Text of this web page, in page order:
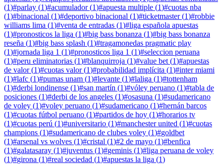
(1)#parlay (1)#acumulador(1)#apuesta multiple (1)#cuotas nba
(1)#binacional (1)#deportivo binacional (1)#ticketmaster(1)#robbie
williams lima (1)#venta de entradas (1)#liga española apuestas
(1)#pronosticos la liga (1)#big bass bonanza (1)#big bass bonanza
reseña (1)#big bass splash (1)#tragamonedas pragmatic play
(1)#jornada liga 1 (1)#pronosticos liga 1 (1)#seleccion peruana
(1)#peru eliminatorias (1)#blanquirroja (1)#value bet (1)#apuestas
de valor(1)#cuotas valor(1)#probabilidad implícita (1)#inter miami
(1)#lafc (1)#pumas unam (1)#levante (1)#laliga (1)#tottenham
(1)#derbi londinense (1)#san martín (1)#vóley peruano (1)#tabla de
posiciones (1)#derbi de los angeles (1)#osasuna (1)#sudamericano
de voley (1)#voley peruano (1)#sudamericano (1)#hernán barcos
(1)#cuotas fútbol peruano (1)#partidos de hoy (1)#horarios tv
(1)#cuotas perú (1)#universitario (1)#manchester united (1)#cuotas
champions (1)#sudamericano de clubes voley (1)#goldbet
(1)#arsenal vs wolves (1)#cristal (1)#2 de mayo (1)#benfica
(1)#galatasaray (1)#juventus (1)#geminis (1)#liga peruana de voley
(1)#girona (1)#real sociedad (1)#apuestas la liga (1)